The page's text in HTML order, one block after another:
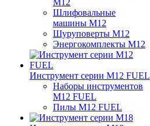
M12
Шлифовальные
машины M12
Шуруповерты M12
Энергокомплекты M12
Инструмент серии M12 FUEL
Наборы инструментов
M12 FUEL
Пилы M12 FUEL